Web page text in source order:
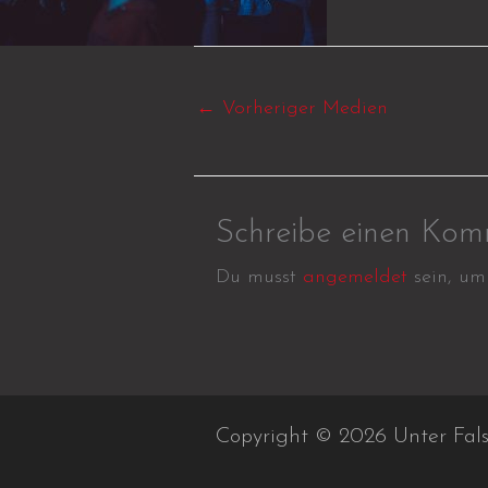
← Vorheriger Medien
Schreibe einen
Du musst angemeldet sein,
Copyright © 2026 Unter